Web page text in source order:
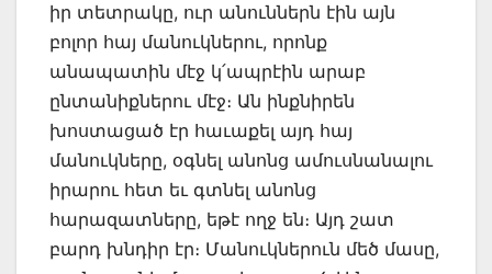
իր տետրակը, ուր անուններն էին այն
բոլոր հայ մանուկներու, որոնք
անապատին մէջ կ՛ապրէին արաբ
ընտանիքներու մէջ։ Ան ինքնիրեն
խոստացած էր հաւաքել այդ հայ
մանուկները, օգնել անոնց ամուսնանալու
իրարու հետ եւ գտնել անոնց
հարազատները, եթէ ողջ են։ Այդ շատ
բարդ խնդիր էր։ Մանուկներուն մեծ մասը,